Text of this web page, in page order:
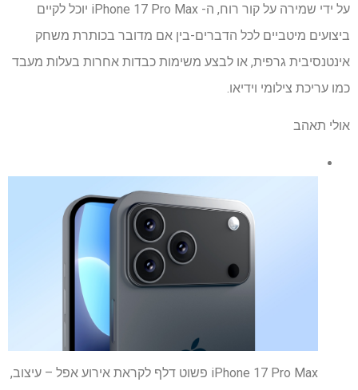
על ידי שמירה על קור רוח, ה- iPhone 17 Pro Max יוכל לקיים
ביצועים מיטביים לכל הדברים-בין אם מדובר בכותרת משחק
אינטנסיבית גרפית, או לבצע משימות כבדות אחרות בעלות מעבד
כמו עריכת צילומי וידיאו.
אולי תאהב
iPhone 17 Pro Max פשוט דלף לקראת אירוע אפל – עיצוב,